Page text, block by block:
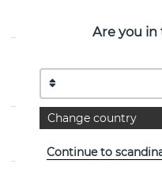
von der schwedischen
EIGENSCHAFTEN
Are you
Change country
Continue to